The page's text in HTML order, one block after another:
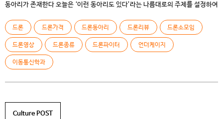
동아리가 존재한다 오늘은 ‘이런 동아리도 있다’라는 나름대로의 주제를 설정하여
소모임인 ‘드론’동아리! 요즘 많은 화제를 낳고 있는 드론에 대하여 자세히
알아보고 동아리 생성 취지와 운영 계획에 관련된 다양한 부분을 담당 교수님이신
김영훈 교수님과 동아리 […]
드론 드론가격 드론동아리 드론리뷰 드론소모임
드론영상 드론종류 드론파이터 언더케이지
이동통신학과
Culture POST